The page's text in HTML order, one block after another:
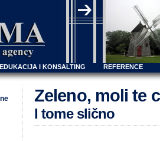
EDUKACIJA I KONSALTING REFERENCE
Zeleno, moli te
I tome slično